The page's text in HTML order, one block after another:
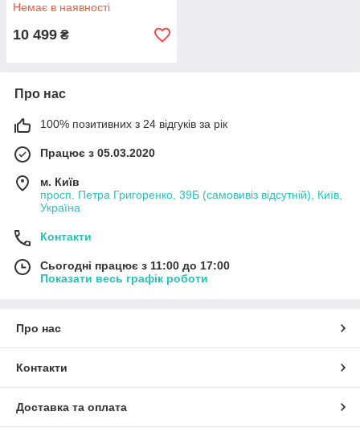
Немає в наявності
10 499 ₴
Про нас
100% позитивних з 24 відгуків за рік
Працює з 05.03.2020
м. Київ
просп. Петра Григоренко, 39Б (самовивіз відсутній), Київ,
Україна
Контакти
Сьогодні працює з 11:00 до 17:00
Показати весь графік роботи
Про нас
Контакти
Доставка та оплата